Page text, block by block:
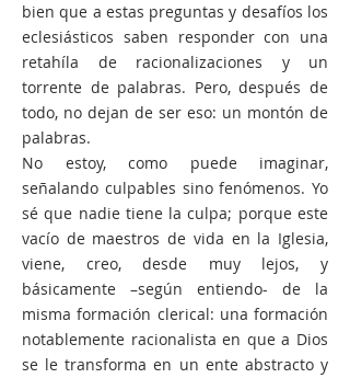
bien que a estas preguntas y desafíos los
eclesiásticos saben responder con una
retahíla de racionalizaciones y un
torrente de palabras. Pero, después de
todo, no dejan de ser eso: un montón de
palabras.
No estoy, como puede imaginar,
señalando culpables sino fenómenos. Yo
sé que nadie tiene la culpa; porque este
vacío de maestros de vida en la Iglesia,
viene, creo, desde muy lejos, y
básicamente –según entiendo- de la
misma formación clerical: una formación
notablemente racionalista en que a Dios
se le transforma en un ente abstracto y